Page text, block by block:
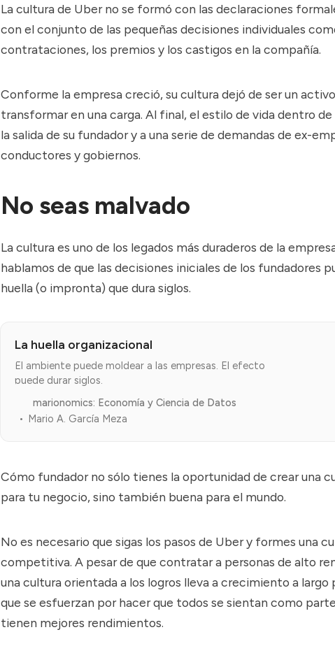
La cultura de Uber no se formó con las declaraciones
con el conjunto de las pequeñas decisiones individuales
contrataciones, los premios y los castigos en la compañía.
Conforme la empresa creció, su cultura dejó de ser un
transformar en una carga. Al final, el estilo de vida dentro
la salida de su fundador y a una serie de demandas de ex-
conductores y gobiernos.
No seas malvado
La cultura es uno de los legados más duraderos de la
hablamos de que las decisiones iniciales de los fundadores
huella (o impronta) que dura siglos.
La huella organizacional
El ambiente puede moldear a las empresas. El efecto
puede durar siglos.
marionomics: Economía y Ciencia de Datos
Mario A. García Meza
Cómo fundador no sólo tienes la oportunidad de crear una
para tu negocio, sino también buena para el mundo.
No es necesario que sigas los pasos de Uber y formes una
competitiva. A pesar de que contratar a personas de alto
una cultura orientada a los logros lleva a crecimiento a largo
que se esfuerzan por hacer que todos se sientan como
tienen mejores rendimientos.